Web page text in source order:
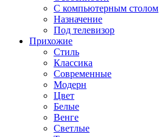
С компьютерным столом
Назначение
Под телевизор
Прихожие
Стиль
Классика
Современные
Модерн
Цвет
Белые
Венге
Светлые